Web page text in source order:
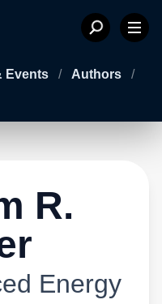
Events / Authors
/
R.
Energy